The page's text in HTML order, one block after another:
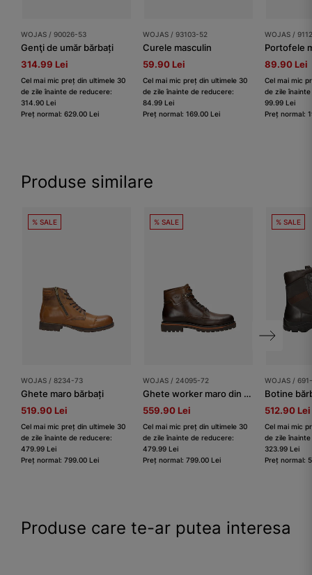
WOJAS / 90026-53
Genţi de umăr bărbați
314.99 Lei
Cel mai mic preț din ultimele 30
de zile înainte de reducere:
314.90 Lei
Preț normal: 629.00 Lei
WOJAS / 93103-52
Curele masculin
59.90 Lei
Cel mai mic preț din ultimele 30
de zile înainte de reducere:
84.99 Lei
Preț normal: 169.00 Lei
WOJAS /
Portofele
89.90 Lei
Cel mai mic
de zile
99.99 Lei
Preț normal:
Produse similare
% SALE
WOJAS / 8234-73
Ghete maro bărbați
519.90 Lei
Cel mai mic preț din ultimele 30
de zile înainte de reducere:
479.99 Lei
Preț normal: 799.00 Lei
% SALE
WOJAS / 24095-72
Ghete worker maro din piele granulată îmblănite
559.90 Lei
Cel mai mic preț din ultimele 30
de zile înainte de reducere:
479.99 Lei
Preț normal: 799.00 Lei
% SALE
WOJAS /
Botine
512.90 Lei
Cel mai mic
de zile
323.99 Lei
Preț normal:
Produse care te-ar putea interesa